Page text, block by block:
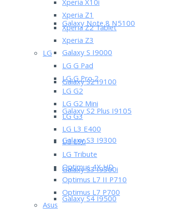
Galaxy Note 8 N5100
Galaxy S I9000
Galaxy S2 I9100
Galaxy S2 Plus I9105
Galaxy S3 I9300
Galaxy S3 I9300i
Galaxy S4 I9500
Xperia X10i
Xperia Z1
Xperia Z2 Tablet
Xperia Z3
LG
LG G Pad
LG G Pro 2
LG G2
LG G2 Mini
LG G3
LG L3 E400
LG L90
LG Tribute
Optimus 4X HD
Optimus L7 II P710
Optimus L7 P700
Asus